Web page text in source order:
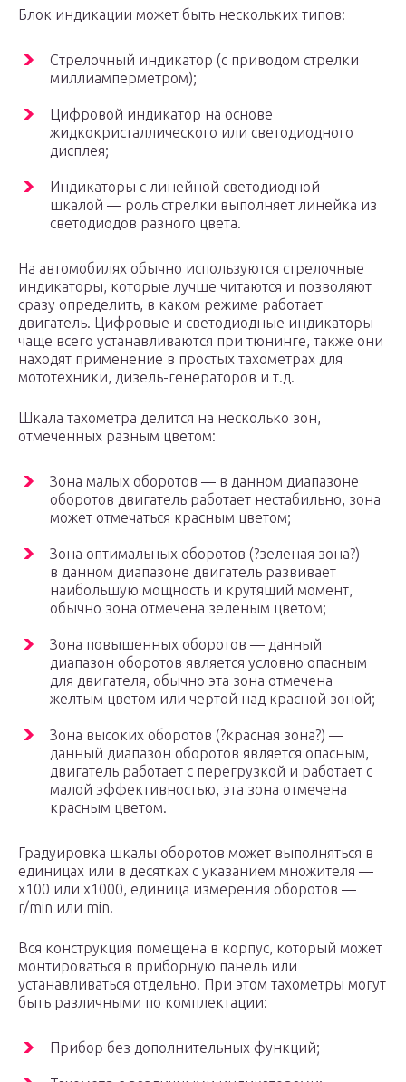
Блок индикации может быть нескольких типов:
Стрелочный индикатор (с приводом стрелки
миллиамперметром);
Цифровой индикатор на основе
жидкокристаллического или светодиодного
дисплея;
Индикаторы с линейной светодиодной
шкалой — роль стрелки выполняет линейка из
светодиодов разного цвета.
На автомобилях обычно используются стрелочные
индикаторы, которые лучше читаются и позволяют
сразу определить, в каком режиме работает
двигатель. Цифровые и светодиодные индикаторы
чаще всего устанавливаются при тюнинге, также они
находят применение в простых тахометрах для
мототехники, дизель-генераторов и т.д.
Шкала тахометра делится на несколько зон,
отмеченных разным цветом:
Зона малых оборотов — в данном диапазоне
оборотов двигатель работает нестабильно, зона
может отмечаться красным цветом;
Зона оптимальных оборотов (?зеленая зона?) —
в данном диапазоне двигатель развивает
наибольшую мощность и крутящий момент,
обычно зона отмечена зеленым цветом;
Зона повышенных оборотов — данный
диапазон оборотов является условно опасным
для двигателя, обычно эта зона отмечена
желтым цветом или чертой над красной зоной;
Зона высоких оборотов (?красная зона?) —
данный диапазон оборотов является опасным,
двигатель работает с перегрузкой и работает с
малой эффективностью, эта зона отмечена
красным цветом.
Градуировка шкалы оборотов может выполняться в
единицах или в десятках с указанием множителя —
х100 или х1000, единица измерения оборотов —
r/min или min.
Вся конструкция помещена в корпус, который может
монтироваться в приборную панель или
устанавливаться отдельно. При этом тахометры могут
быть различными по комплектации:
Прибор без дополнительных функций;